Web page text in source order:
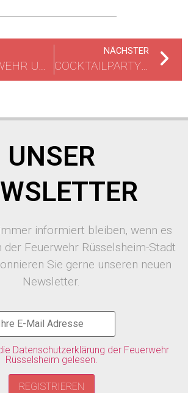
FEUERWEHR UNTERSTÜTZT 10. SELBSTHILFE-GESUNDHEITSTAG
NÄCHSTER
COCKTAILPARTY DER JUGENDFEUERWEHR RÜSSELSHEIM-STADT
UNSER
informiert bleiben, wenn es
der Feuerwehr Rüsselsheim-Stadt
Sie gerne unseren neuen
Newsletter.
Datenschutzerklärung der Feuerwehr
Rüsselsheim gelesen.